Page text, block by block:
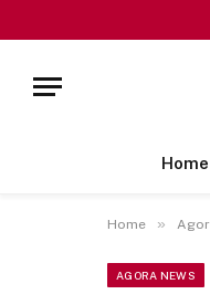
Home
Home »
AGORA NEWS